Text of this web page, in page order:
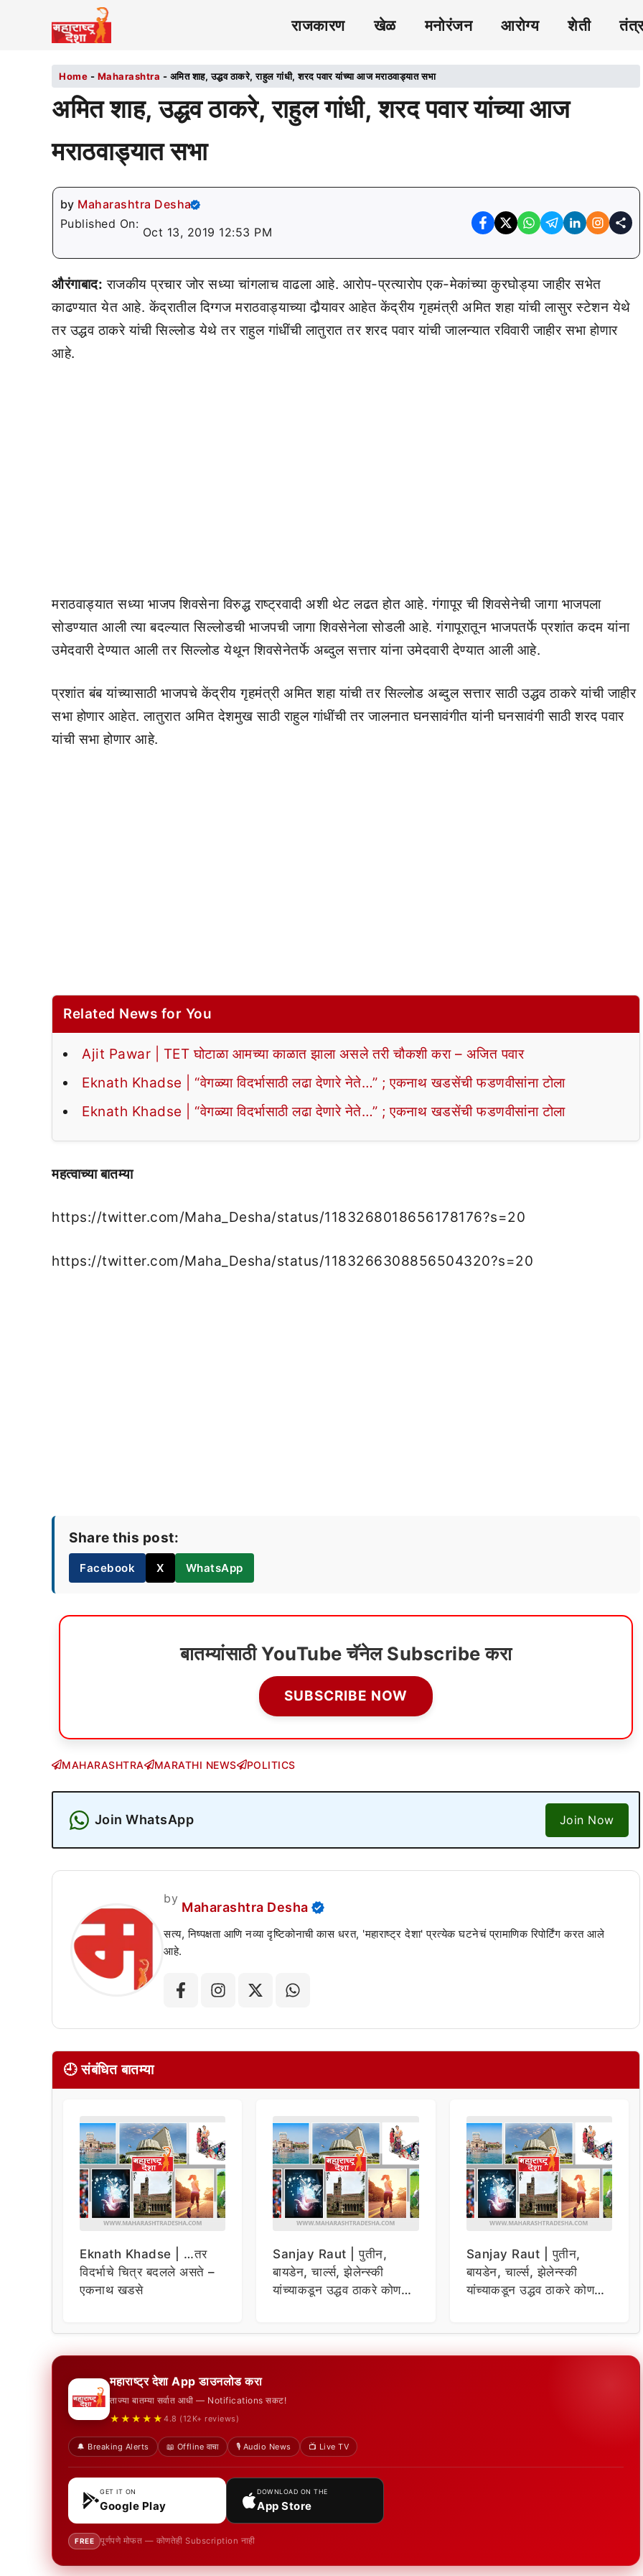
राजकारण खेळ मनोरंजन आरोग्य शेती
Home - Maharashtra - अमित शाह, उद्धव ठाकरे, राहुल गांधी, शरद पवार यांच्या आज मराठवाड्यात सभा
अमित शाह, उद्धव ठाकरे, राहुल गांधी, शरद पवार यांच्या आज
मराठवाड्यात सभा
by Maharashtra Desha
Published On:
Oct 13, 2019 12:53 PM
औरंगाबाद: राजकीय प्रचार जोर सध्या चांगलाच वाढला आहे. आरोप-प्रत्यारोप एक-मेकांच्या कुरघोड्या जाहीर सभेत
काढण्यात येत आहे. केंद्रातील दिग्गज मराठवाड्याच्या दौर्‍यावर आहेत केंद्रीय गृहमंत्री अमित शहा यांची लासुर स्टेशन येथे
तर उद्धव ठाकरे यांची सिल्लोड येथे तर राहुल गांधींची लातुरात तर शरद पवार यांची जालन्यात रविवारी जाहीर सभा होणार
आहे.
मराठवाड्यात सध्या भाजप शिवसेना विरुद्ध राष्ट्रवादी अशी थेट लढत होत आहे. गंगापूर ची शिवसेनेची जागा भाजपला
सोडण्यात आली त्या बदल्यात सिल्लोडची भाजपची जागा शिवसेनेला सोडली आहे. गंगापूरातून भाजपतर्फे प्रशांत कदम यांना
उमेदवारी देण्यात आली तर सिल्लोड येथून शिवसेनेतर्फे अब्दुल सत्तार यांना उमेदवारी देण्यात आली आहे.
प्रशांत बंब यांच्यासाठी भाजपचे केंद्रीय गृहमंत्री अमित शहा यांची तर सिल्लोड अब्दुल सत्तार साठी उद्धव ठाकरे यांची जाहीर
सभा होणार आहेत. लातुरात अमित देशमुख साठी राहुल गांधींची तर जालनात घनसावंगीत यांनी घनसावंगी साठी शरद पवार
यांची सभा होणार आहे.
Related News for You
Ajit Pawar | TET घोटाळा आमच्या काळात झाला असले तरी चौकशी करा – अजित पवार
Eknath Khadse | “वेगळ्या विदर्भासाठी लढा देणारे नेते…” ; एकनाथ खडसेंची फडणवीसांना टोला
Eknath Khadse | “वेगळ्या विदर्भासाठी लढा देणारे नेते…” ; एकनाथ खडसेंची फडणवीसांना टोला
महत्वाच्या बातम्या
https://twitter.com/Maha_Desha/status/1183268018656178176?s=20
https://twitter.com/Maha_Desha/status/1183266308856504320?s=20
Share this post:
Facebook X WhatsApp
बातम्यांसाठी YouTube चॅनेल Subscribe करा
SUBSCRIBE NOW
MAHARASHTRA MARATHI NEWS POLITICS
Join WhatsApp Join Now
by
Maharashtra Desha
सत्य, निष्पक्षता आणि नव्या दृष्टिकोनाची कास धरत, 'महाराष्ट्र देशा' प्रत्येक घटनेचं प्रामाणिक रिपोर्टिंग करत आले
आहे.
🕘 संबंधित बातम्या
Eknath Khadse | …तर
विदर्भाचे चित्र बदलले असते –
एकनाथ खडसे
Sanjay Raut | पुतीन,
बायडेन, चार्ल्स, झेलेन्स्की
यांच्याकडून उद्धव ठाकरे कोण
Sanjay Raut | पुतीन,
बायडेन, चार्ल्स, झेलेन्स्की
यांच्याकडून उद्धव ठाकरे कोण
महाराष्ट्र देशा App डाउनलोड करा
ताज्या बातम्या सर्वात आधी — Notifications सकट!
★★★★★ 4.8 (12K+ reviews)
🔔 Breaking Alerts 📖 Offline वाचा 🎙️ Audio News 📺 Live TV
GET IT ON
Google Play
DOWNLOAD ON THE
App Store
FREE पूर्णपणे मोफत — कोणतेही Subscription नाही